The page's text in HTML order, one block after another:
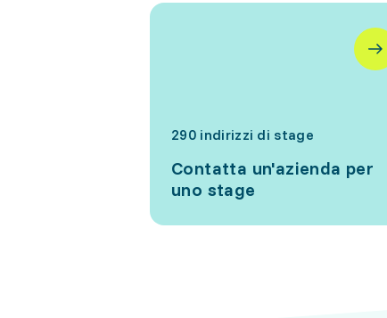
290 indirizzi di stage
Contatta un'azienda per
uno stage